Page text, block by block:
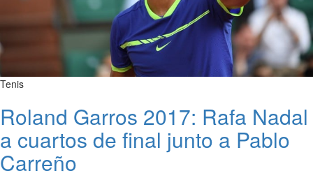
Tenis
Roland Garros 2017: Rafa Nadal
a cuartos de final junto a Pablo
Carreño